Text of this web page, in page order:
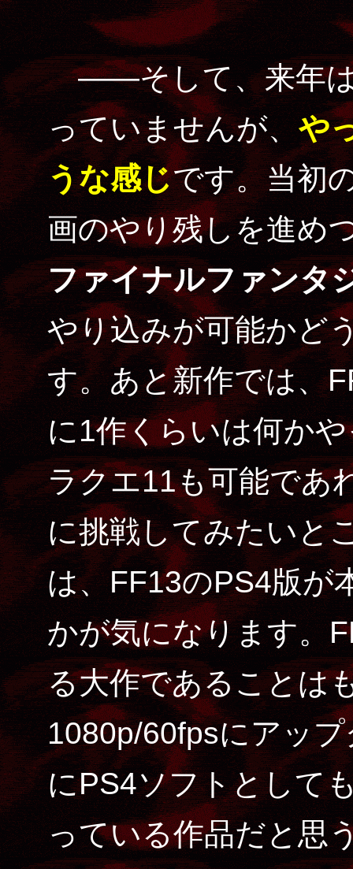
――そして、来年は
っていませんが、や
うな感じです。当初
画のやり残しを進め
ファイナルファンタ
やり込みが可能かど
す。あと新作では、
に1作くらいは何か
ラクエ11も可能であ
に挑戦してみたいと
は、FF13のPS4版が
かが気になります。
る大作であることは
1080p/60fpsにアッ
にPS4ソフトとして
っている作品だと思